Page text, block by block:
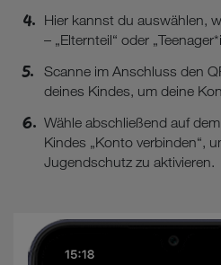
Hier kannst du auswählen,
– „Elternteil“ oder
Scanne im Anschluss den
deines Kindes, um deine
Wähle abschließend auf
Kindes „Konto verbinden“,
Jugendschutz zu aktivieren.